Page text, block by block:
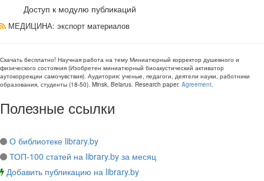
Доступ к модулю публикаций
МЕДИЦИНА: экспорт материалов
Скачать бесплатно! Научная работа на тему Миниатюрный корректор душевного и
физического состояния (Изобретен миниатюрный биоакустический активатор
аутокоррекции самочувствия). Аудитория: ученые, педагоги, деятели науки, работники
образования, студенты (18-50). Minsk, Belarus. Research paper. Agreement.
Полезные ссылки
О библиотеке library.by
ТОП-100 статей на library.by за месяц
Добавить публикацию на library.by